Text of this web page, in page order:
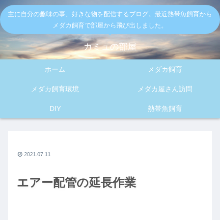
主に自分の趣味の事、好きな物を配信するブログ。最近熱帯魚飼育から
メダカ飼育で部屋から飛び出しました。
カミュの部屋
ホーム メダカ飼育
メダカ飼育環境 メダカ屋さん訪問
DIY 熱帯魚飼育
エアー配管の延長作業
2021.07.11